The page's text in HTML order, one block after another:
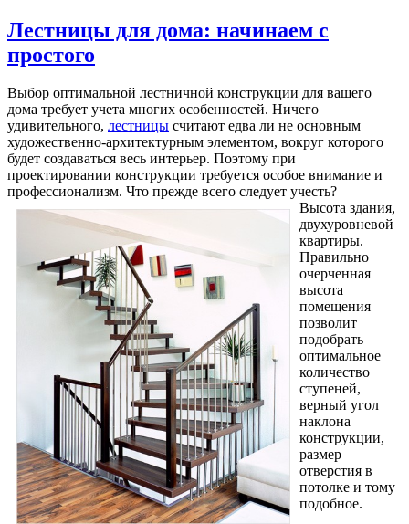
Лестницы для дома: начинаем с
простого
Выбор оптимальной лестничной конструкции для вашего
дома требует учета многих особенностей. Ничего
удивительного, лестницы считают едва ли не основным
художественно-архитектурным элементом, вокруг которого
будет создаваться весь интерьер. Поэтому при
проектировании конструкции требуется особое внимание и
профессионализм. Что прежде всего следует учесть?
Высота здания,
двухуровневой
квартиры.
Правильно
очерченная
высота
помещения
позволит
подобрать
оптимальное
количество
ступеней,
верный угол
наклона
конструкции,
размер
отверстия в
потолке и тому
подобное.